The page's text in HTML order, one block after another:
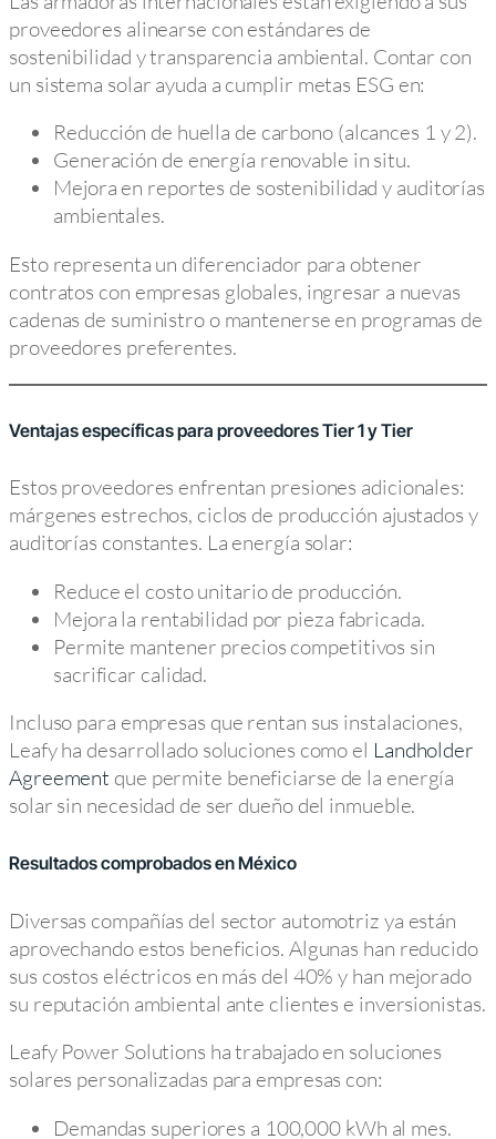
proveedores alinearse con estándares de
sostenibilidad y transparencia ambiental. Contar con
un sistema solar ayuda a cumplir metas ESG en:
Reducción de huella de carbono (alcances 1 y 2).
Generación de energía renovable in situ.
Mejora en reportes de sostenibilidad y auditorías
ambientales.
Esto representa un diferenciador para obtener
contratos con empresas globales, ingresar a nuevas
cadenas de suministro o mantenerse en programas de
proveedores preferentes.
Ventajas específicas para proveedores Tier 1 y Tier
Estos proveedores enfrentan presiones adicionales:
márgenes estrechos, ciclos de producción ajustados y
auditorías constantes. La energía solar:
Reduce el costo unitario de producción.
Mejora la rentabilidad por pieza fabricada.
Permite mantener precios competitivos sin
sacrificar calidad.
Incluso para empresas que rentan sus instalaciones,
Leafy ha desarrollado soluciones como el Landholder
Agreement que permite beneficiarse de la energía
solar sin necesidad de ser dueño del inmueble.
Resultados comprobados en México
Diversas compañías del sector automotriz ya están
aprovechando estos beneficios. Algunas han reducido
sus costos eléctricos en más del 40% y han mejorado
su reputación ambiental ante clientes e inversionistas.
Leafy Power Solutions ha trabajado en soluciones
solares personalizadas para empresas con:
Demandas superiores a 100,000 kWh al mes.